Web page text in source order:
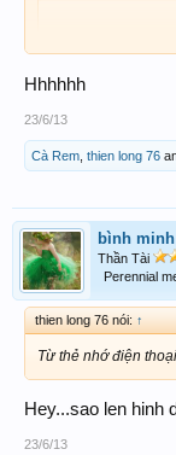
Hhhhhh
23/6/13
Cà Rem thien long 76
bình minh
Thần Tài
Perennial
thien long 76 nói: ↑
Từ thẻ nhớ điện thoại
Hey...sao len hinh
23/6/13